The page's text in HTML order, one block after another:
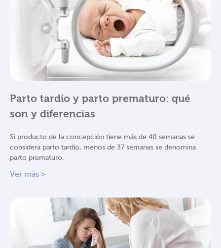
Parto tardío y parto prematuro: qué
son y diferencias
Si producto de la concepción tiene más de 40 semanas se
considera parto tardío, menos de 37 semanas se denomina
parto prematuro.
Ver más >